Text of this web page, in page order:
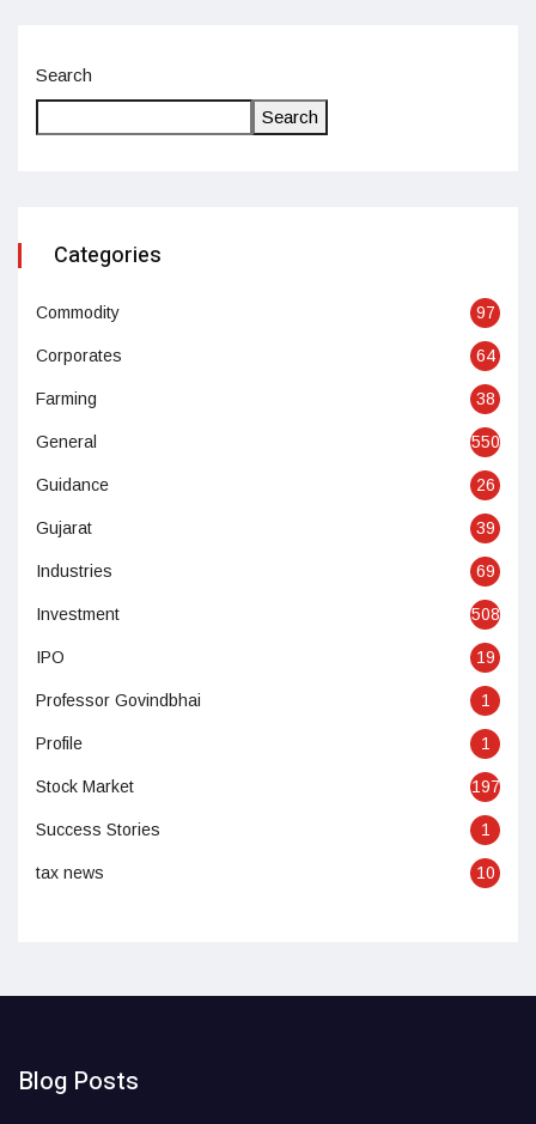
Search
Search
Categories
Commodity 97
Corporates 64
Farming 38
General 550
Guidance 26
Gujarat 39
Industries 69
Investment 508
IPO 19
Professor Govindbhai 1
Profile 1
Stock Market 197
Success Stories 1
tax news 10
Blog Posts